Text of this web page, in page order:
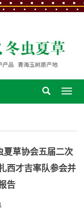
导
夏草协会五届二次
西才吉率队参会并
告